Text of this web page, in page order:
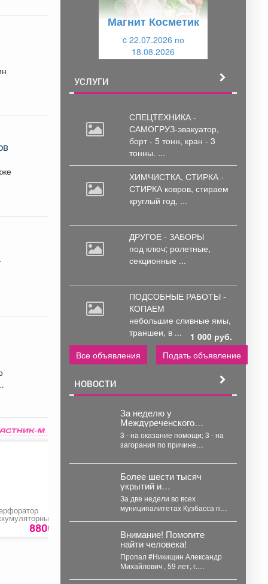
«MTX
BL-20-26»8800 руб.
Резка стекла Тепловая пушка
Магнит Косметик
c 22.07.2026 по
18.08.2026
УСЛУГИ
СПЕЦТЕХНИКА -
САМОГРУЗ-эвакуатор,
борт - 5 тонн, кран - 3
тонны. ...
ХИМЧИСТКА, СТИРКА -
СТИРКА ковров, стираем
круглый год, ...
ДРУГОЕ - ЗАБОРЫ
под ключ; ролетные,
секционные ...
ПОДСОБНЫЕ РАБОТЫ -
КОПАЕМ
небольшие сливные ямы,
траншеи, в ...
1 000 руб.
Все объявления
Подать объявление
НОВОСТИ
За неделю у
Междуреченского
пожарно-спасательного
отряда было 8 выездов
3 - на оказание помощи; 3 - на
загорания по причине
Более шести тысяч
укрытий и
общедоступных аптечек
помогают обеспечить
безопасность жителей
Кузбасса
За две недели во всех
муниципалитетах Кузбасса по
новые...
Внимание! Помогите
найти человека!
Пропал #Никищин Александр
Михайлович , 59 лет, г.